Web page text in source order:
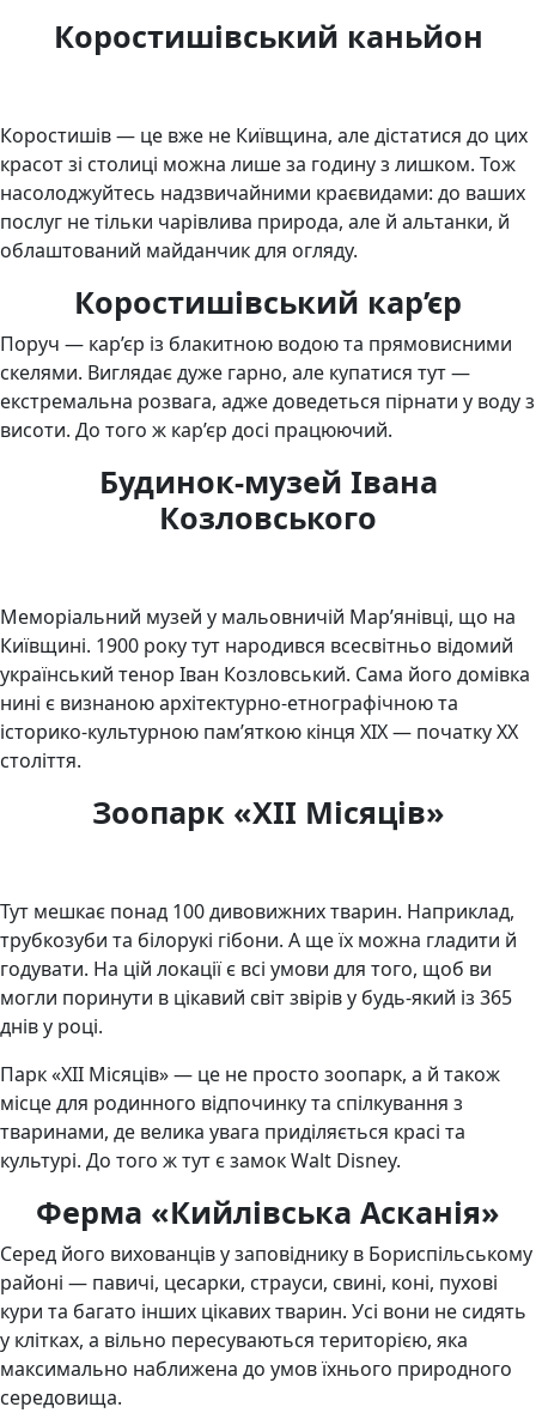
Коростишівський каньйон
Коростишів — це вже не Київщина, але дістатися до цих
красот зі столиці можна лише за годину з лишком. Тож
насолоджуйтесь надзвичайними краєвидами: до ваших
послуг не тільки чарівлива природа, але й альтанки, й
облаштований майданчик для огляду.
Коростишівський кар’єр
Поруч — кар’єр із блакитною водою та прямовисними
скелями. Виглядає дуже гарно, але купатися тут —
екстремальна розвага, адже доведеться пірнати у воду з
висоти. До того ж кар’єр досі працюючий.
Будинок-музей Івана
Козловського
Меморіальний музей у мальовничій Мар’янівці, що на
Київщині. 1900 року тут народився всесвітньо відомий
український тенор Іван Козловський. Сама його домівка
нині є визнаною архітектурно-етнографічною та
історико-культурною пам’яткою кінця XIX — початку ХХ
століття.
Зоопарк «XII Місяців»
Тут мешкає понад 100 дивовижних тварин. Наприклад,
трубкозуби та білорукі гібони. А ще їх можна гладити й
годувати. На цій локації є всі умови для того, щоб ви
могли поринути в цікавий світ звірів у будь-який із 365
днів у році.
Парк «XII Місяців» — це не просто зоопарк, а й також
місце для родинного відпочинку та спілкування з
тваринами, де велика увага приділяється красі та
культурі. До того ж тут є замок Walt Disney.
Ферма «Кийлівська Асканія»
Серед його вихованців у заповіднику в Бориспільському
районі — павичі, цесарки, страуси, свині, коні, пухові
кури та багато інших цікавих тварин. Усі вони не сидять
у клітках, а вільно пересуваються територією, яка
максимально наближена до умов їхнього природного
середовища.